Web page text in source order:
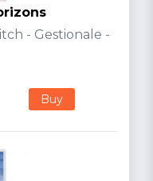
- Gestionale -
Buy